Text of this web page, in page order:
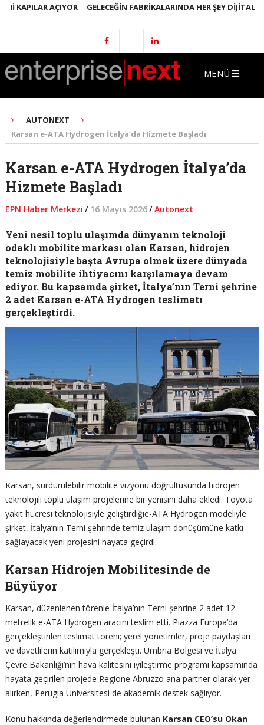
KAPILAR AÇIYOR GELECEĞIN FABRIKALARINDA HER ŞEY DIJITAL
MENÜ
AUTONEXT
Karsan e-ATA Hydrogen İtalya’da Hizmete Başladı
Karsan e-ATA Hydrogen İtalya’da
Hizmete Başladı
EPN Haber Merkezi / 16 Mayıs 2026/ Autonext
Yeni nesil toplu ulaşımda dünyanın teknoloji
odaklı mobilite markası olan Karsan, hidrojen
teknolojisiyle başta Avrupa olmak üzere dünyada
temiz mobilite ihtiyacını karşılamaya devam
ediyor. Bu kapsamda şirket, İtalya’nın Terni şehrine
2 adet Karsan e-ATA Hydrogen teslimatı
gerçekleştirdi.
Karsan, sürdürülebilir mobilite vizyonu doğrultusunda hidrojen
teknolojili toplu ulaşım projelerine bir yenisini daha ekledi. Toyota
yakıt hücresi teknolojisiyle geliştirdiğie-ATA Hydrogen modeliyle
şirket, İtalya’nın Terni şehrinde temiz ulaşım dönüşümüne katkı
sağlayacak yeni projesini hayata geçirdi.
Karsan Hidrojen Mobilitesinde de
Büyüyor
Karsan, düzenlenen törenle İtalya’nın Terni şehrine 2 adet 12
metrelik e-ATA Hydrogen aracını teslim etti. Piazza Europa’da
gerçekleştirilen teslimat töreni; yerel yönetimler, proje paydaşları
ve davetlilerin katılımıyla gerçekleşti. Umbria Bölgesi ve İtalya
Çevre Bakanlığı’nın hava kalitesini iyileştirme programı kapsamında
hayata geçirilen projede Regione Abruzzo ana partner olarak yer
alırken, Perugia Üniversitesi de akademik destek sağlıyor.
Konu hakkında değerlendirmede bulunan Karsan CEO’su Okan